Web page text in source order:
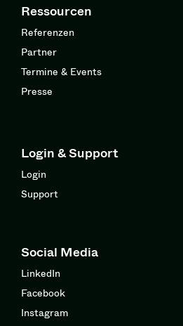
Ressourcen
Referenzen
Partner
Termine & Events
Presse
Login & Support
Login
Support
Social Media
LinkedIn
Facebook
Instagram